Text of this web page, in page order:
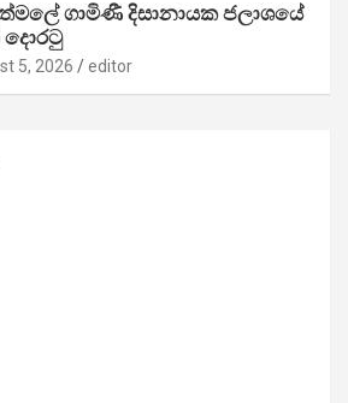
ගාමිණී දිසානායක ජලාශයේ
දොරටු
5, 2026 editor